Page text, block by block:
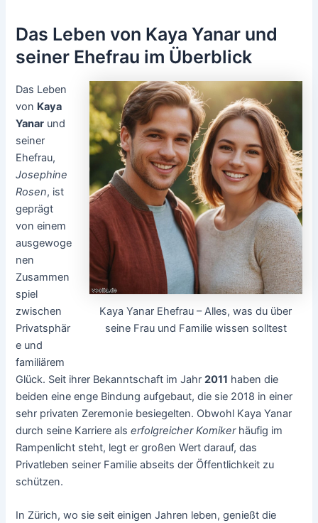
Das Leben von Kaya Yanar und
seiner Ehefrau im Überblick
Kaya Yanar Ehefrau – Alles, was du über
seine Frau und Familie wissen solltest
Das Leben
von Kaya
Yanar und
seiner
Ehefrau,
Josephine
Rosen, ist
geprägt
von einem
ausgewoge
nen
Zusammen
spiel
zwischen
Privatsphär
e und
familiärem
Glück. Seit ihrer Bekanntschaft im Jahr2011 haben die
beiden eine enge Bindung aufgebaut, die sie 2018 in einer
sehr privaten Zeremonie besiegelten. Obwohl Kaya Yanar
durch seine Karriere alserfolgreicher Komikerhäufig im
Rampenlicht steht, legt er großen Wert darauf, das
Privatleben seiner Familie abseits der Öffentlichkeit zu
schützen.
In Zürich, wo sie seit einigen Jahren leben, genießt die